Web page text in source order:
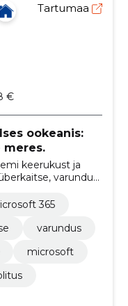
Tartumaa
€
ookeanis:
keerukust ja
varundus
ja
365
varundus
microsoft